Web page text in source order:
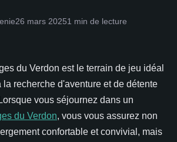
26 mars 20251 min de lecture
du Verdon est le terrain de jeu idéal
la recherche d'aventure et de détente
vous séjournez dans un
du Verdon, vous vous assurez non
confortable et convivial, mais